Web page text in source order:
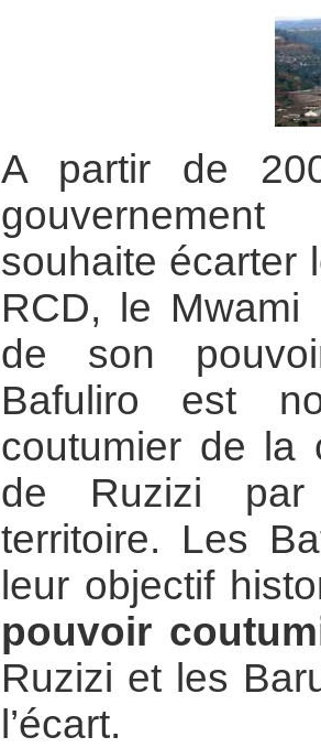
A partir de
souhaite écarter
RCD, le Mwami
de son
Bafuliro est
coutumier de la
de Ruzizi par
territoire. Les
leur objectif
pouvoir
Ruzizi et les
l’écart.